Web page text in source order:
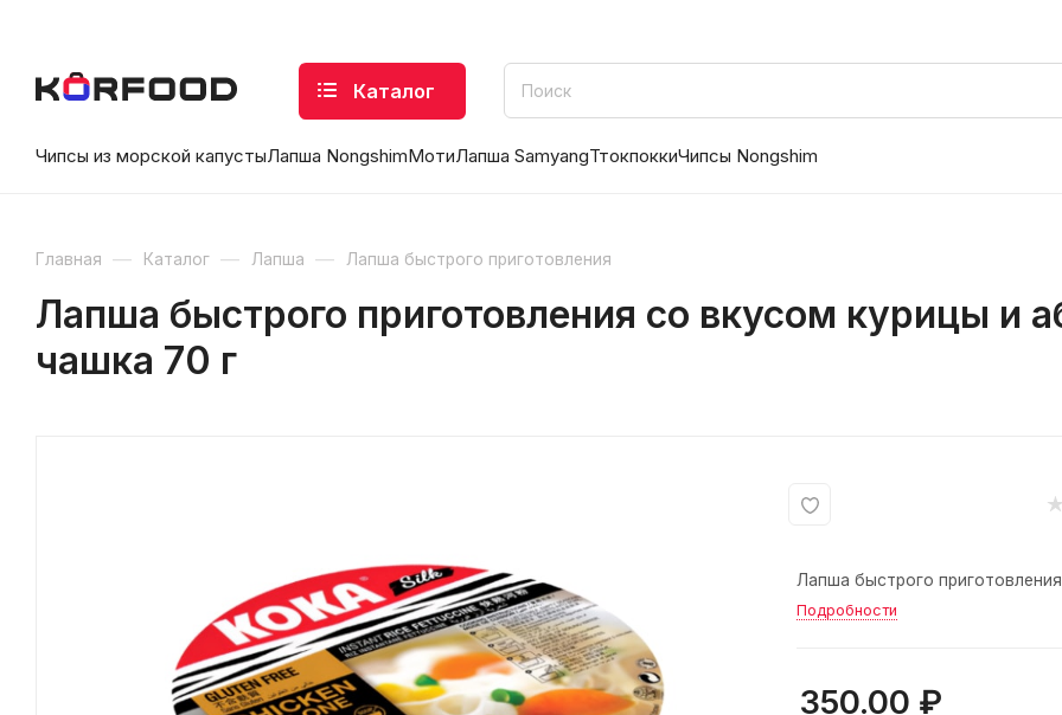
Каталог
Чипсы из морской капустыЛапша NongshimМотиЛапша SamyangТтокпоккиЧипсы Nongshim
Главная — Каталог — Лапша — Лапша быстрого приготовления
Лапша быстрого приготовления со вкусом курицы и
чашка 70 г
Лапша быстрого
Подробности
350.00 ₽